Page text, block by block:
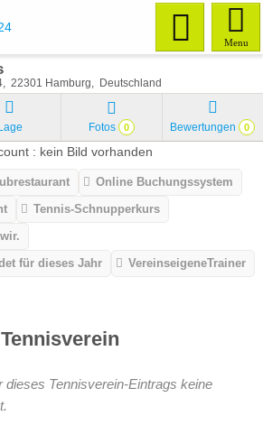
Menu
22301 Hamburg Deutschland
Lage Fotos 0 Bewertungen 0
Online Buchungssystem
Tennis-Schnupperkurs
für dieses Jahr
VereinseigeneTrainer
dieses Tennisverein-Eintrags keine